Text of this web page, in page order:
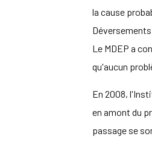
la cause
Le MDEP a
qu'aucun
En 2008,
en amont du
passage se